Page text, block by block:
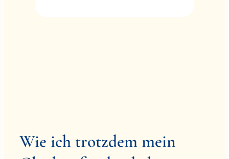
Wie ich trotzdem mein